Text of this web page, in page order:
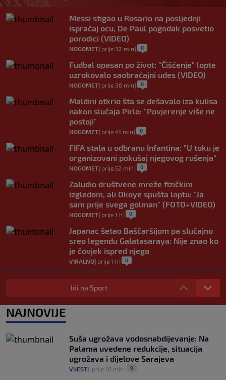
Messi stigao u Rosario na posljednji
ispraćaj ocu, De Paul pogodak posvetio
porodici (VIDEO)
NOGOMET| prije 32 min | 0
Fudbal opasan po život: "Čišćenje" lopte
uzrokovalo saobraćajni udes (VIDEO)
NOGOMET| prije 36 min | 0
Maldini otkrio šta se dešavalo iza kulisa
nakon slučaja Pirlo: "Povjerenje više ne
postoji"
NOGOMET| prije 41 min | 0
FIFA stala u odbranu Infantina: "U toku je
organizovani pokušaj njegovog rušenja"
NOGOMET| prije 52 min | 0
Zaludio društvene mreže fizičkim
izgledom, ali Okoye spušta loptu: "Ja
sam prije svega golman" (FOTO+VIDEO)
NOGOMET| prije 1 h | 0
Japanac šetao Baščaršijom pa slučajno
sreo legendu Galatasaraya: Nije znao ko
je čovjek ispred njega
VIRALNO| prije 1 h | 0
Modrić bi mogao dobiti neočekivanu
ulogu u Milanu: Gazzetta nagovijestila
NOGOMET|prije 6 h| 0
to da ga pitam": Luda priča NBA zvijezde,
htio je samo jednu stvar
KOŠARKA| prije 6 h| 0
Idi na Sport
NAJNOVIJE
Suša ugrožava vodosnabdijevanje: Na
Palama uvedene redukcije, situacija
ugrožava i dijelove Sarajeva
VIJESTI prije 18 min 0